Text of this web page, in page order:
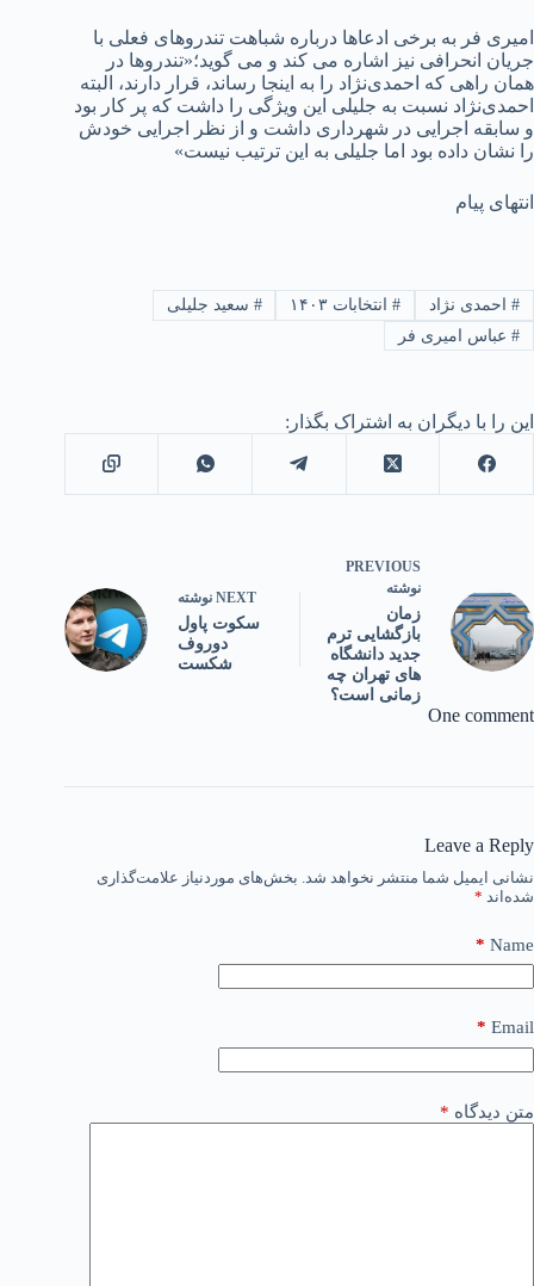
امیری فر به برخی ادعاها درباره شباهت تندروهای فعلی با
جریان انحرافی نیز اشاره می کند و می گوید؛«تندروها در
همان راهی که احمدی‌نژاد را به اینجا رساند، قرار دارند، البته
احمدی‌نژاد نسبت به جلیلی این ویژگی را داشت که پر کار بود
و سابقه اجرایی در شهرداری داشت و از نظر اجرایی خودش
را نشان داده بود اما جلیلی به این ترتیب نیست»
انتهای پیام
#احمدی نژاد #انتخابات ۱۴۰۳ # سعید جلیلی
#عباس امیری فر
این را با دیگران به اشتراک بگذار:
PREVIOUS
نوشته
زمان
بازگشایی ترم
جدید دانشگاه
های تهران چه
زمانی است؟
NEXT نوشته
سکوت پاول
دوروف
شکست
One comment
Leave a Reply
نشانی ایمیل شما منتشر نخواهد شد. بخش‌های موردنیاز علامت‌گذاری
شده‌اند *
Name
*
Email
*
متن دیدگاه *